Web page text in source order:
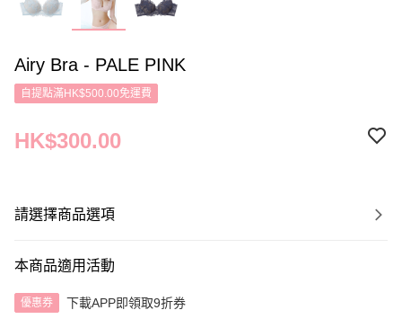
Airy Bra - PALE PINK
自提點滿HK$500.00免運費
HK$300.00
請選擇商品選項
本商品適用活動
優惠券 下載APP即領取9折券